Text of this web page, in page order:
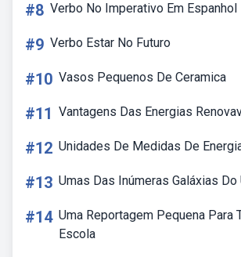
#8 Verbo No Imperativo Em Espanhol
#9 Verbo Estar No Futuro
#10 Vasos Pequenos De Ceramica
#11 Vantagens Das Energias
#12 Unidades De Medidas De
#13 Umas Das Inúmeras Galáxias
#14 Uma Reportagem Pequena Para
Escola